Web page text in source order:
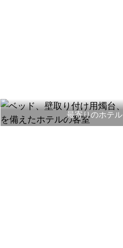
最寄りのホテル